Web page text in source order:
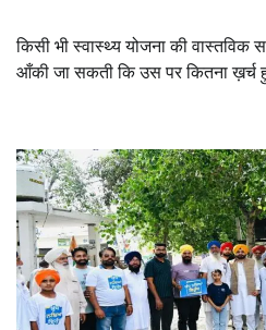
किसी भी स्वास्थ्य योजना की
आँकी जा सकती कि उस पर कितना ख़र्च